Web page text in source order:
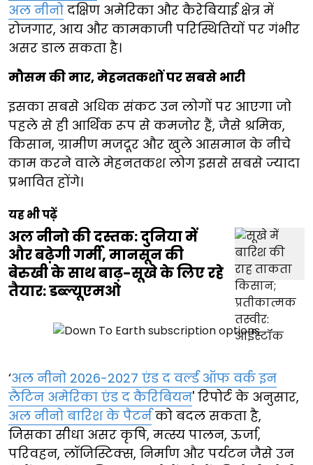
अल नीनो दक्षिण अमेरिका और कैरेबियाई क्षेत्र में
रोजगार, आय और कामकाजी परिस्थितियों पर गंभीर
असर डाल सकता है।
मौसम की मार, मेहनतकशों पर सबसे भारी
इसका सबसे अधिक संकट उन लोगों पर आएगा जो
पहले से ही आर्थिक रूप से कमजोर हैं, जैसे श्रमिक,
किसान, ग्रामीण मजदूर और खुले आसमान के नीचे
काम करने वाले मेहनतकश लोग इससे सबसे ज्यादा
प्रभावित होंगे।
यह भी पढ़ें
अल नीनो की दस्तक: दुनिया में
और बढ़ेगी गर्मी, मानसून की
बेरुखी के साथ बाढ़-सूखे के लिए रहे
तैयार: डब्ल्यूएमओ
‘अल नीनो 2026-2027 एंड द वर्ल्ड ऑफ वर्क इन
लैटिन अमेरिका एंड द कैरिबियन' रिपोर्ट के अनुसार,
अल नीनो बारिश के पैटर्नको बदल सकता है,
जिसका सीधा असर कृषि, मत्स्य पालन, ऊर्जा,
परिवहन, लॉजिस्टिक्स, निर्माण और पर्यटन जैसे उन